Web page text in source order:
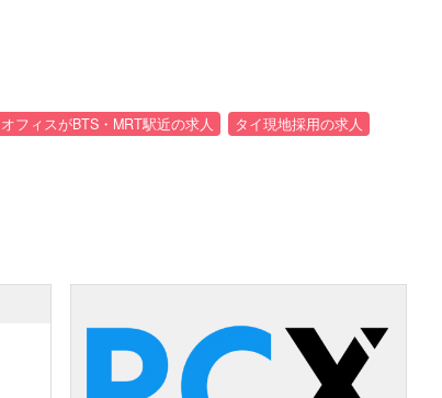
オフィスがBTS・MRT駅近の求人
タイ現地採用の求人